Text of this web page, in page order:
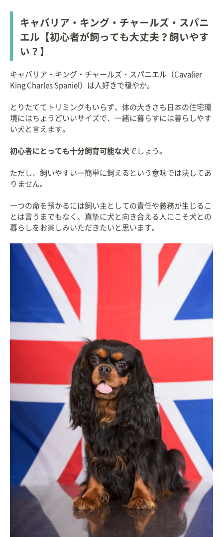
キャバリア・キング・チャールズ・スパニ
エル【初心者が飼っても大丈夫？飼いやす
い？】
キャバリア・キング・チャールズ・スパニエル（Cavalier
King Charles Spaniel）は人好きで穏やか。
とりたててトリミングもいらず、体の大きさも日本の住宅環
境にはちょうどいいサイズで、一緒に暮らすには暮らしやす
い犬と言えます。
初心者にとっても十分飼育可能な犬でしょう。
ただし、飼いやすい＝簡単に飼えるという意味では決してあ
りません。
一つの命を預かるには飼い主としての責任や義務が生じるこ
とは言うまでもなく、真摯に犬と向き合える人にこそ犬との
暮らしをお楽しみいただきたいと思います。